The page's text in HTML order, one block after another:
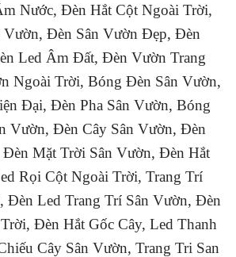
Nước, Đèn Hắt Cột Ngoài Trời,
Vườn, Đèn Sân Vườn Đẹp, Đèn
Led Âm Đất, Đèn Vườn Trang
Ngoài Trời, Bóng Đèn Sân Vườn,
Đại, Đèn Pha Sân Vườn, Bóng
Vườn, Đèn Cây Sân Vườn, Đèn
Mặt Trời Sân Vườn, Đèn Hắt
Rọi Cột Ngoài Trời, Trang Trí
Đèn Led Trang Trí Sân Vườn, Đèn
Đèn Hắt Gốc Cây, Led Thanh
Cây Sân Vườn, Trang Tri San